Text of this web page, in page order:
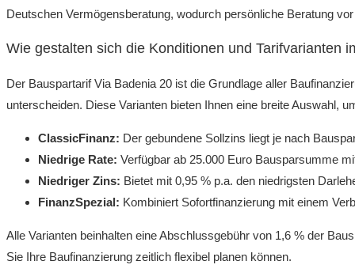
Deutschen Vermögensberatung, wodurch persönliche Beratung
Wie gestalten sich die Konditionen und Tarifvarianten
Der Bauspartarif Via Badenia 20 ist die Grundlage aller
unterscheiden. Diese Varianten bieten Ihnen eine breite Auswahl,
ClassicFinanz: Der gebundene Sollzins liegt je nach
Niedrige Rate: Verfügbar ab 25.000 Euro Bausparsumme
Niedriger Zins: Bietet mit 0,95 % p.a. den niedrigsten
FinanzSpezial: Kombiniert Sofortfinanzierung mit einem
Alle Varianten beinhalten eine Abschlussgebühr von 1,6 % der
Sie Ihre Baufinanzierung zeitlich flexibel planen können.